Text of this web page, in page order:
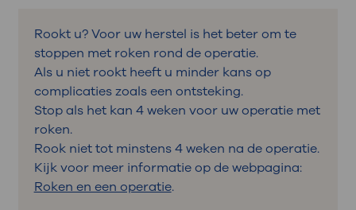
Rookt u? Voor uw herstel is het beter om te
stoppen met roken rond de operatie.
Als u niet rookt heeft u minder kans op
complicaties zoals een ontsteking.
Stop als het kan 4 weken voor uw operatie met
roken.
Rook niet tot minstens 4 weken na de operatie.
Kijk voor meer informatie op de webpagina:
Roken en een operatie.